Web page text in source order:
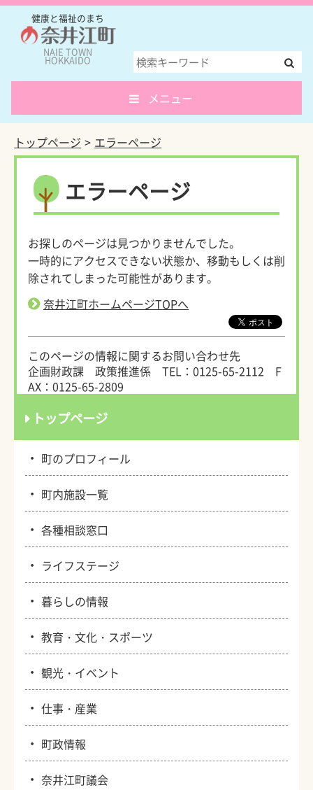
健康と福祉のまち
NAIE TOWN
HOKKAIDO
メニュー
トップページ エラーページ
エラーページ
お探しのページは見つかりませんでした。
一時的にアクセスできない状態か、移動もしくは削
除されてしまった可能性があります。
奈井江町ホームページTOPへ
このページの情報に関するお問い合わせ先
企画財政課 政策推進係
TEL：0125-65-2112
F
AX：0125-65-2809
トップページ
・ 町のプロフィール
・ 町内施設一覧
・各種相談窓口
・ ライフステージ
・暮らしの情報
・教育・文化・スポーツ
・観光・イベント
・仕事・産業
・ 町政情報
・奈井江町議会